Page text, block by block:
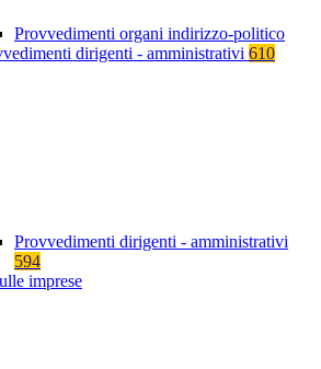
Provvedimenti organi indirizzo-politico
dirigenti - amministrativi 610
Provvedimenti dirigenti - amministrativi
594
imprese